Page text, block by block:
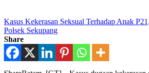
Kasus Kekerasan Seksual Terhadap Anak
Polsek Sekupang
Share